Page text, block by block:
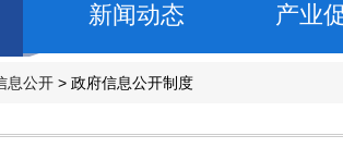
新闻动态 产业
息公开 > 政府信息公开制度